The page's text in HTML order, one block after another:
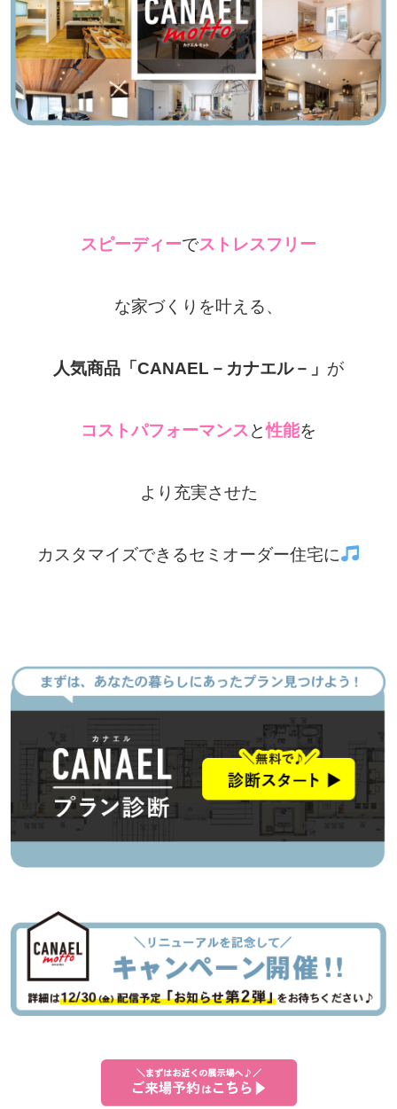
スピーディーでストレスフリー
な家づくりを叶える、
人気商品「CANAEL－カナエル－」 が
コストパフォーマンス と性能を
より充実させた
カスタマイズできるセミオーダー住宅に